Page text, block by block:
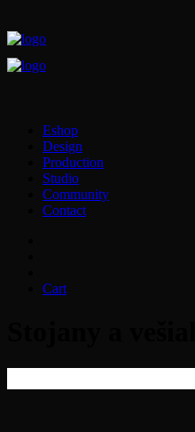
Eshop
Design
Production
Studio
Community
Contact
Cart